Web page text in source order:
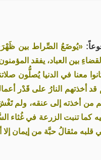
«يُوضَعُ الصِّراط بين
بين العباد، يفقد
معنا في الدنيا يُصلُّون
قد أخذتهم النارُ على قَدْر
من أخذته إلى عنقه، ولم
كما تنبت الزرعة في غُثاء
قلبه مثقالُ حبَّة من إيمان إلا